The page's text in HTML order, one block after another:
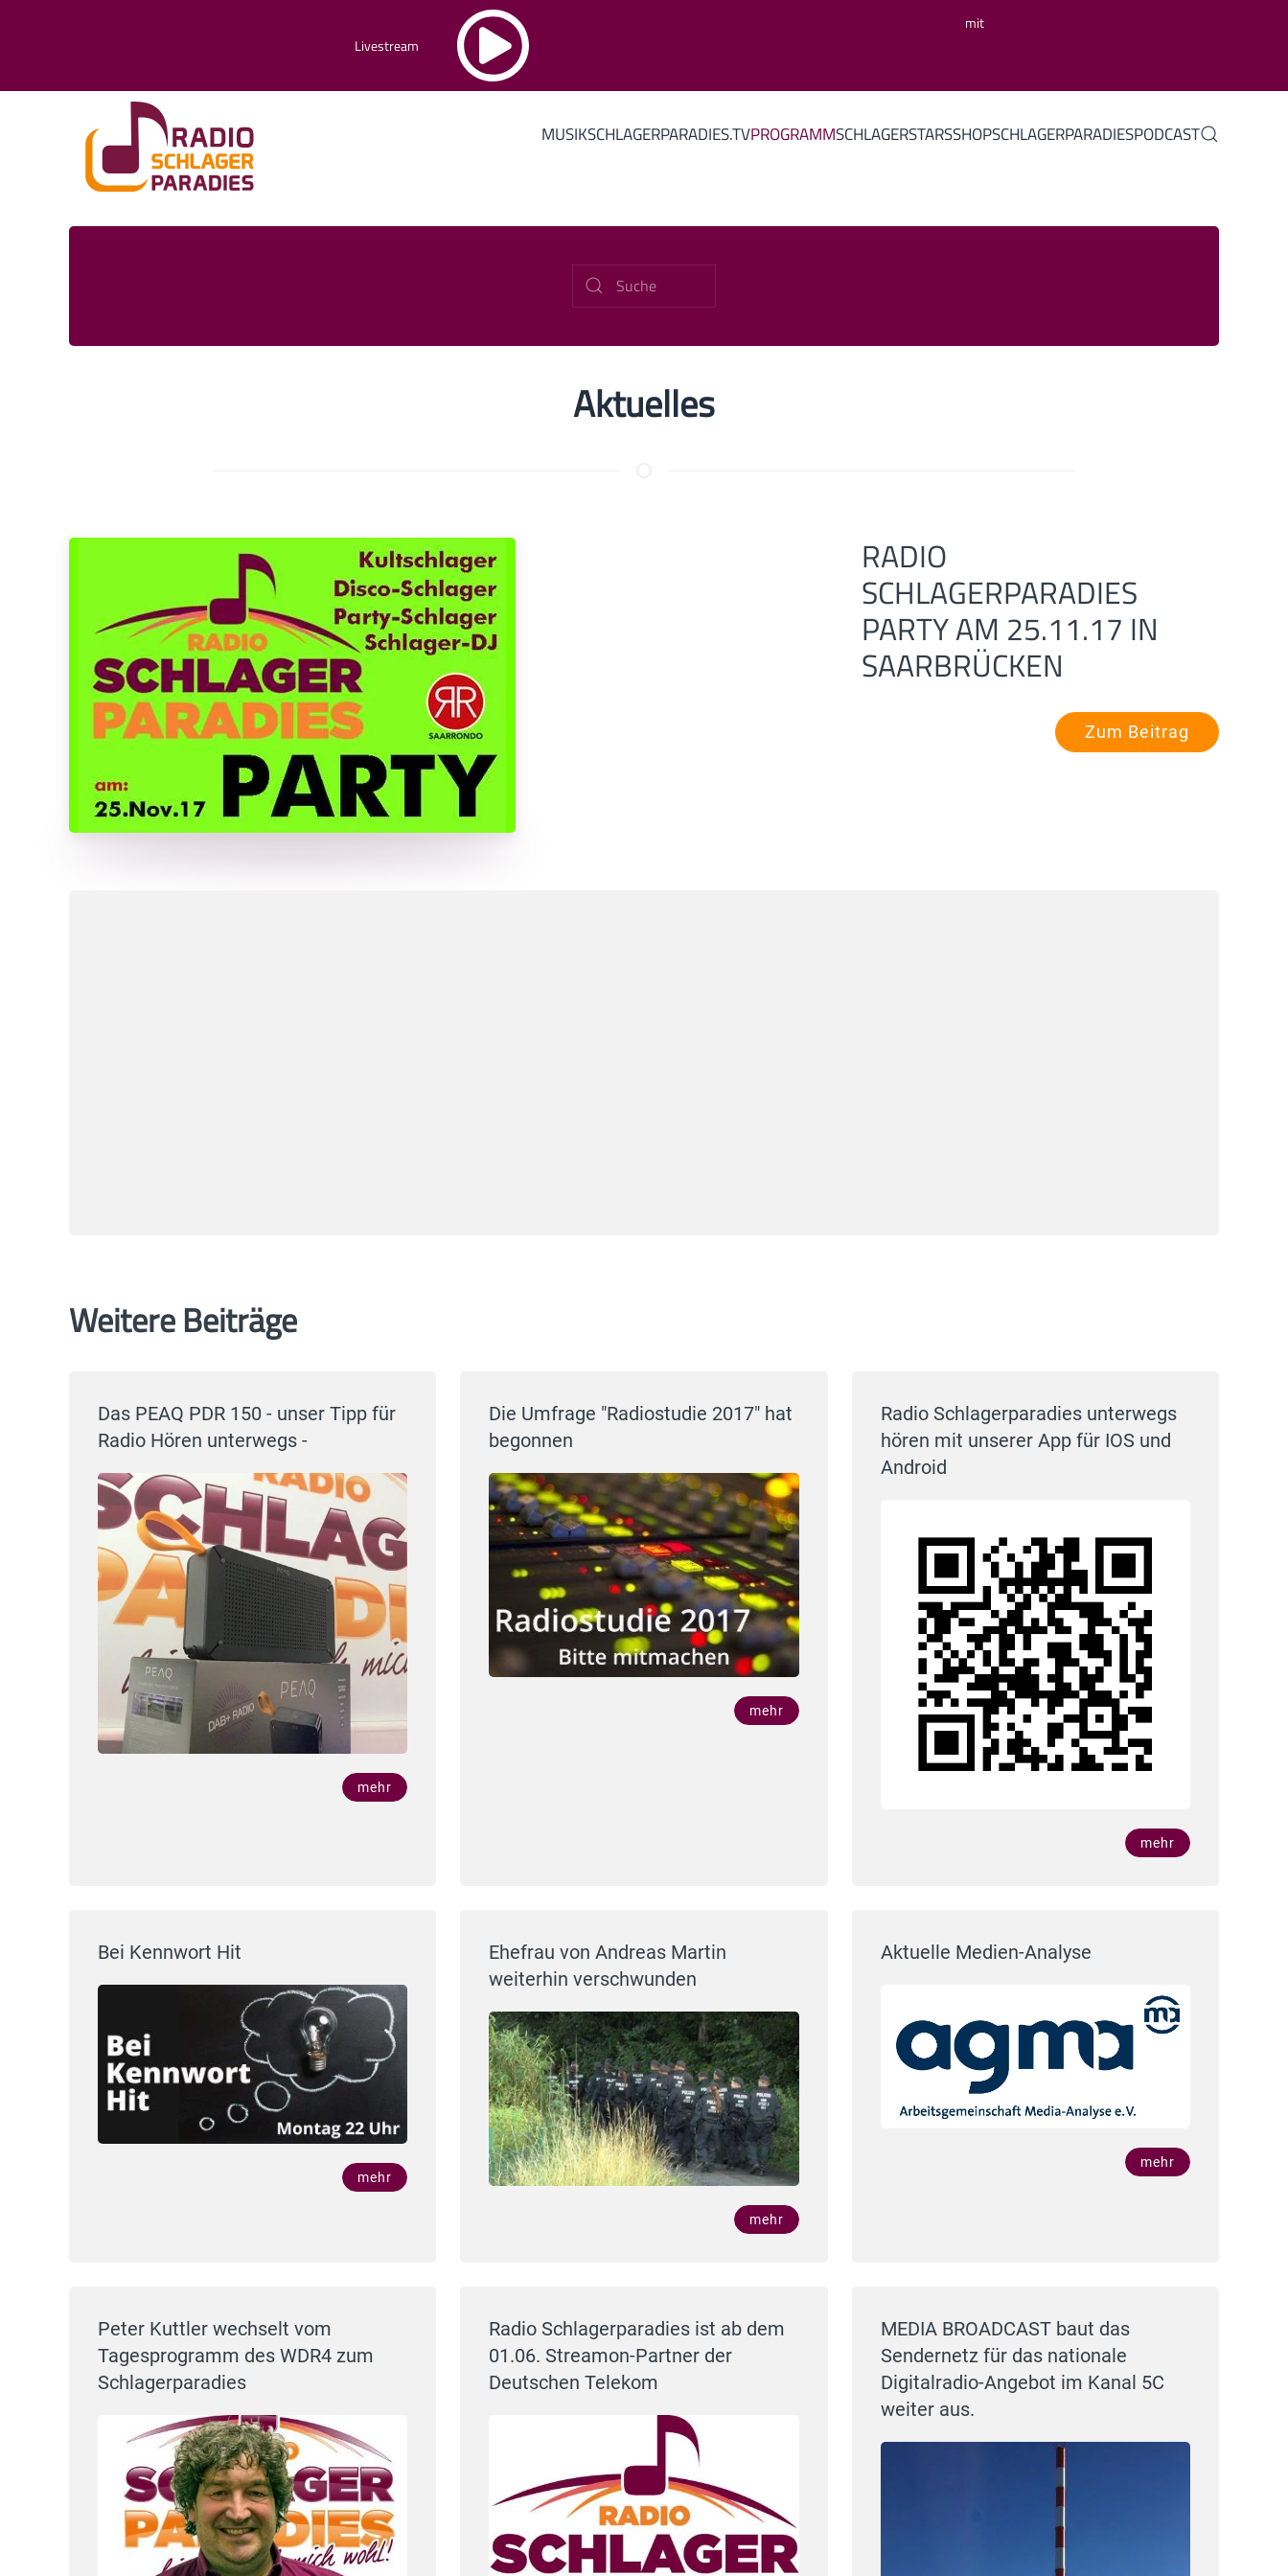
Livestream
mit
MUSIKSCHLAGERPARADIES.TVPROGRAMMSCHLAGERSTARSSHOPSCHLAGERPARADIESPODCAST
Aktuelles
RADIO
SCHLAGERPARADIES
PARTY AM 25.11.17 IN
SAARBRÜCKEN
Zum Beitrag
Weitere Beiträge
Das PEAQ PDR 150 - unser Tipp für
Radio Hören unterwegs -
mehr
Die Umfrage "Radiostudie 2017" hat
begonnen
mehr
Radio Schlagerparadies unterwegs
hören mit unserer App für IOS und
Android
mehr
Bei Kennwort Hit
mehr
Ehefrau von Andreas Martin
weiterhin verschwunden
mehr
Aktuelle Medien-Analyse
mehr
Peter Kuttler wechselt vom
Tagesprogramm des WDR4 zum
Schlagerparadies
Radio Schlagerparadies ist ab dem
01.06. Streamon-Partner der
Deutschen Telekom
MEDIA BROADCAST baut das
Sendernetz für das nationale
Digitalradio-Angebot im Kanal 5C
weiter aus.